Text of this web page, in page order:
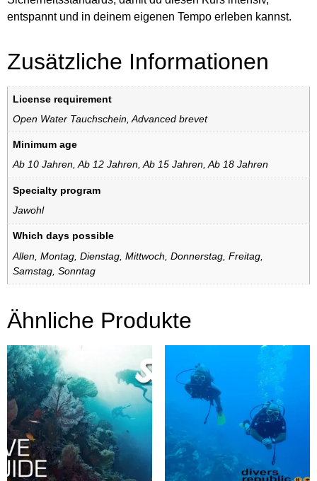
entspannt und in deinem eigenen Tempo erleben kannst.
Zusätzliche Informationen
License requirement
Open Water Tauchschein ,Advanced brevet
Minimum age
Ab 10 Jahren,Ab 12 Jahren,Ab 15 Jahren,Ab 18 Jahren
Specialty program
Jawohl
Which days possible
Allen ,Montag ,Dienstag ,Mittwoch ,Donnerstag ,Freitag
Samstag ,Sonntag
Ähnliche Produkte